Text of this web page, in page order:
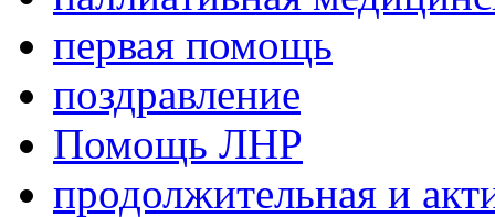
первая помощь
поздравление
Помощь ЛНР
продолжительная и